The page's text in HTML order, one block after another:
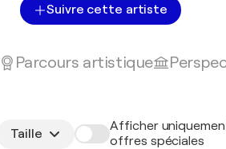
Suivre cette artiste
Parcours artistique
Taille
Afficher
offres spéciales